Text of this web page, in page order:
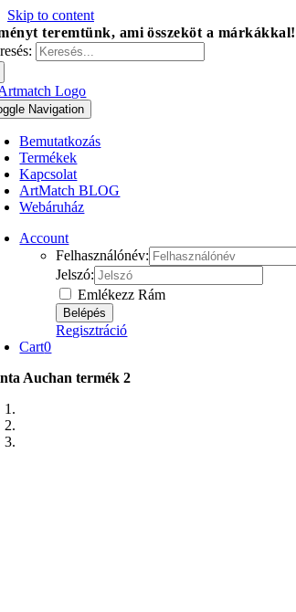
Skip to content
teremtünk, ami összeköt a márkákkal!
Navigation
Bemutatkozás
Termékek
Kapcsolat
ArtMatch BLOG
Webáruház
Account
Felhasználónév:
Jelszó:
Emlékezz Rám
Regisztráció
Cart0
Auchan termék 2